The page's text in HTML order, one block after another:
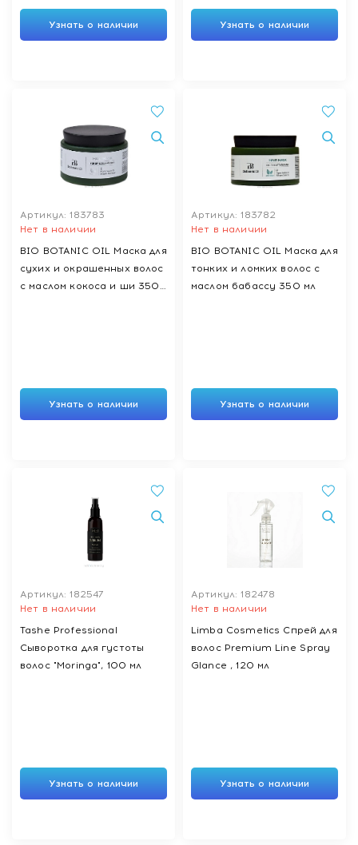
Узнать о наличии Узнать о наличии
Артикул: 183783
Нет в наличии
BIO BOTANIC OIL Маска для
сухих и окрашенных волос
с маслом кокоса и ши 350
Узнать о наличии
Артикул: 183782
Нет в наличии
BIO BOTANIC OIL Маска для
тонких и ломких волос с
маслом бабассу 350 мл
Узнать о наличии
Артикул: 182547
Нет в наличии
Tashe Professional
Сыворотка для густоты
волос "Moringa", 100 мл
Узнать о наличии
Артикул: 182478
Нет в наличии
Limba Cosmetics Спрей для
волос Premium Line Spray
Glance , 120 мл
Узнать о наличии